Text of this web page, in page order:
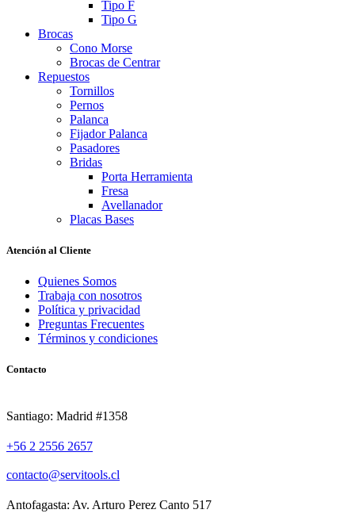
Tipo F
Tipo G
Brocas
Cono Morse
Brocas de Centrar
Repuestos
Tornillos
Pernos
Palanca
Fijador Palanca
Pasadores
Bridas
Porta Herramienta
Fresa
Avellanador
Placas Bases
Atención al Cliente
Quienes Somos
Trabaja con nosotros
Política y privacidad
Preguntas Frecuentes
Términos y condiciones
Contacto
Santiago: Madrid #1358
+56 2 2556 2657
contacto@servitools.cl
Antofagasta: Av. Arturo Perez Canto 517